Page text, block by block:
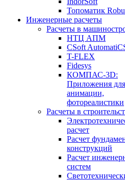
Топоматик
Инженерные расчеты
Расчеты в
НТЦ АПМ
CSoft
T-FLEX
Fidesys
КОМПАС-3D:
Приложения для
анимации,
фотореалистики
Расчеты в
расчет
Расчет
конструкций
Расчет
систем